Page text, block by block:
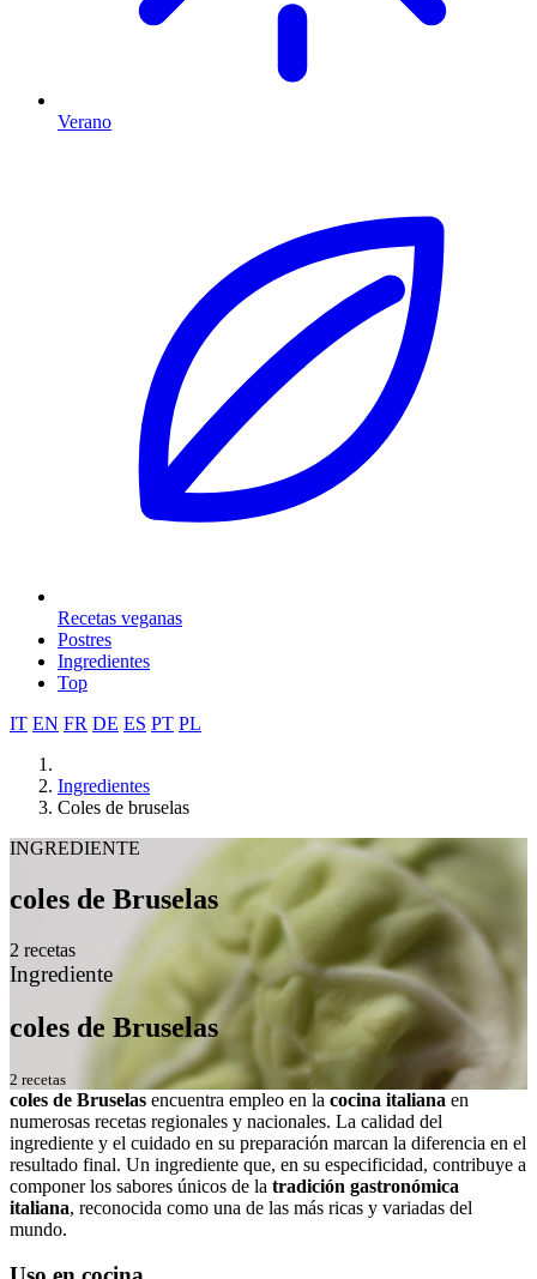
Verano
Recetas veganas
Postres
Ingredientes
Top
IT EN FR DE ES PT PL
Ingredientes
Coles de bruselas
INGREDIENTE
coles de Bruselas
2 recetas
Ingrediente
coles de Bruselas
2 recetas
coles de Bruselas encuentra empleo en la cocina italiana en
numerosas recetas regionales y nacionales. La calidad del
ingrediente y el cuidado en su preparación marcan la diferencia en el
resultado final. Un ingrediente que, en su especificidad, contribuye a
componer los sabores únicos de la tradición gastronómica
italiana, reconocida como una de las más ricas y variadas del
mundo.